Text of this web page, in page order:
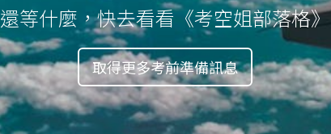
還等什麼，快去看看《考空姐部落格》
取得更多考前準備訊息